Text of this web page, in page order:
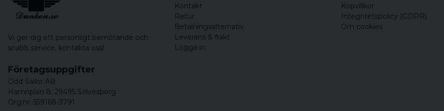
Vi ger dig ett personligt bemötande och
snabb service, kontakta oss!
Kontakt
Retur
Betalningsalternativ
Leverans & frakt
Logga in
Köpvillkor
Integritetspolicy (GDPR)
Om cookies
Företagsuppgifter
Odd Sailor AB
Hamnplan 8, 29495 Sölvesborg
Org.nr: 559168-3791